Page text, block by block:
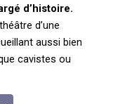
d’histoire.
d’une
aussi bien
cavistes ou